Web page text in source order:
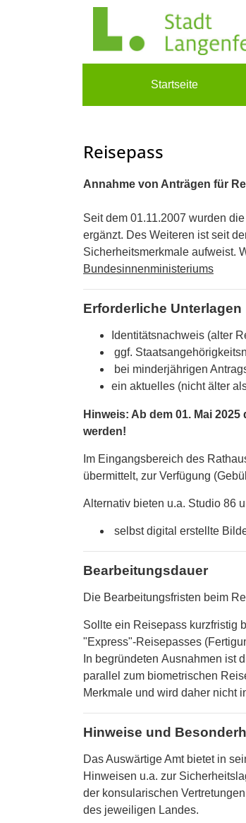
Startseite
Reisepass
Kurzbeschreibung
Annahme von Anträgen für
Beschreibung
Seit dem 01.11.2007 wurden
ergänzt. Des Weiteren ist seit
Sicherheitsmerkmale aufweist.
Bundesinnenministeriums
Erforderliche Unterlagen
Identitätsnachweis (alter
ggf.
bei minderjährigen
ein aktuelles (nicht älter
Hinweis: Ab dem 01. Mai
werden!
Im Eingangsbereich des
übermittelt, zur Verfügung
Alternativ bieten u.a. Studio 86
selbst digital erstellte
Bearbeitungsdauer
Die Bearbeitungsfristen beim
Sollte ein Reisepass kurzfristig
"Express"-Reisepasses
In begründeten Ausnahmen ist
parallel zum biometrischen
Merkmale und wird daher nicht
Hinweise und
Das Auswärtige Amt bietet in
Hinweisen u.a. zur
der konsularischen
des jeweiligen Landes.